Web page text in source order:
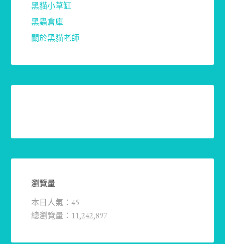
黑貓小草缸
黑蟲倉庫
關於黑貓老師
瀏覽量
本日人氣：45
總瀏覽量：11,242,897